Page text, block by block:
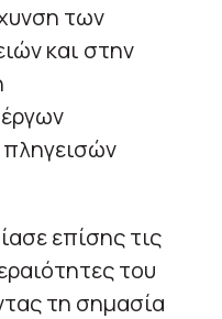
των
και στην
επίσης τις
του
τη σημασία